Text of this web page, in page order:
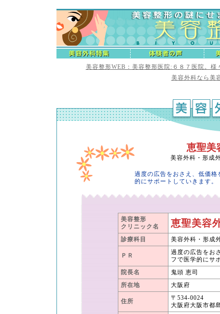
美容整形WEB：美容整形医院:６８７医院。
美容外科なら美
恵聖美
美容外科・形成
過度の広告をおさえ、低価
的にサポートしていきます。
美容整形
クリニック名
恵聖美容
診療科目 美容外科・形成
ＰＲ
過度の広告をお
フで医学的にサ
院長名
鬼頭 恵司
所在地
大阪府
住所
〒534-0024
大阪府大阪市都